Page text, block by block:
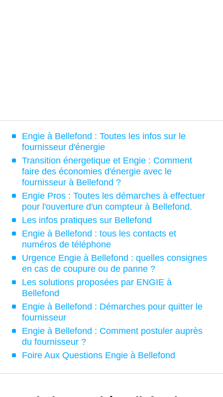
Engie à Bellefond : Toutes les infos sur le
fournisseur d'énergie
Transition énergetique et Engie : Comment
faire des économies d'énergie avec le
fournisseur à Bellefond ?
Engie Pros : Toutes les démarches à effectuer
pour l'ouverture d'un compteur à Bellefond.
Les infos pratiques sur Bellefond
Engie à Bellefond : tous les contacts et
numéros de téléphone
Urgence Engie à Bellefond : quelles consignes
en cas de coupure ou de panne ?
Les solutions proposées par ENGIE à
Bellefond
Engie à Bellefond : Démarches pour quitter le
fournisseur
Engie à Bellefond : Comment postuler auprès
du fournisseur ?
Foire Aux Questions Engie à Bellefond